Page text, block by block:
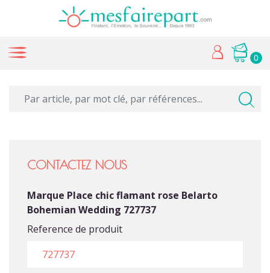
0
CONTACTEZ NOUS
Marque Place chic flamant rose Belarto
Bohemian Wedding 727737
Reference de produit